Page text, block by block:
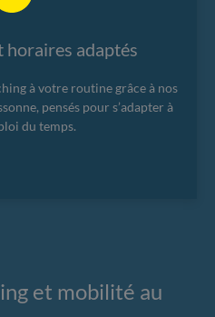
horaires adaptés
à votre routine grâce à nos
pensés pour s’adapter à
du temps.
et mobilité au